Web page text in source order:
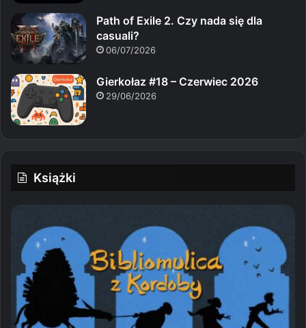
Path of Exile 2. Czy nada się dla
casuali?
06/07/2026
Gierkołaz #18 – Czerwiec 2026
29/06/2026
Książki